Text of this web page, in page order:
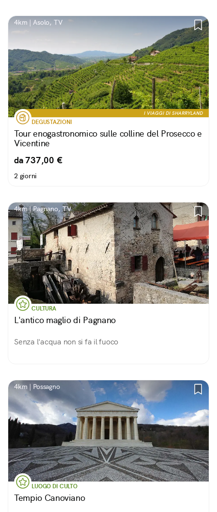
4km | Asolo, TV
I VIAGGI DI SHARRYLAND
DEGUSTAZIONI
Tour enogastronomico sulle colline del Prosecco e
Vicentine
da 737,00 €
2 giorni
4km | Pagnano, TV
CULTURA
L'antico maglio di Pagnano
Senza l'acqua non si fa il fuoco
4km | Possagno
LUOGO DI CULTO
Tempio Canoviano